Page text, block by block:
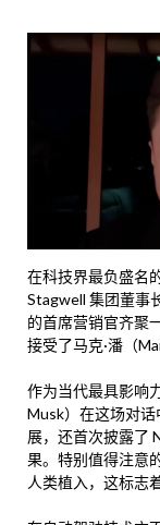
在科技界最负盛名
Stagwell 集团董事
的首席营销官齐聚
接受了马克·潘（
作为当代最具影响
Musk）在这场对
展，还首次披露了
果。特别值得注意
人类植入，这标志